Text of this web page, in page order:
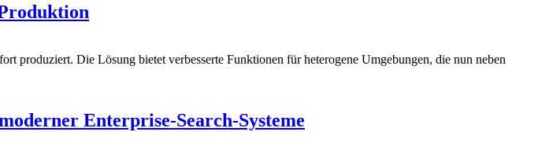
produziert. Die Lösung bietet verbesserte Funktionen für heterogene Umgebungen, die nun neben
Enterprise-Search-Systeme